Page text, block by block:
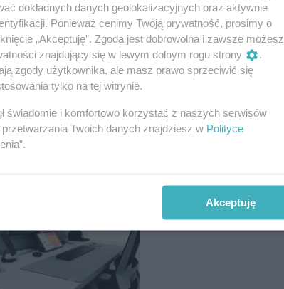
dokładnych danych geolokalizacyjnych oraz aktywnie
Ponieważ cenimy Twoją prywatność, prosimy o
„Akceptuję”. Zgoda jest dobrowolna i zawsze możesz
znajdujący się w lewym dolnym rogu strony
.
zgody użytkownika, ale masz prawo sprzeciwić się
tylko na tej witrynie.
świadomie i komfortowo korzystać z naszych serwisów
Twoich danych znajdziesz w Polityce
Akceptuję